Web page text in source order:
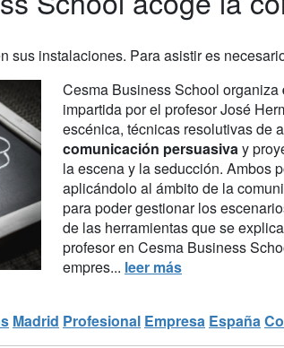
sus instalaciones. Para asistir es
Cesma Business School organiza
impartida por el profesor José
escénica, técnicas resolutivas de
comunicación persuasiva y
la escena y la seducción. Ambos
aplicándolo al ámbito de la
para poder gestionar los
de las herramientas que se
profesor en Cesma Business
empres... leer más
Madrid Profesional Empresa España